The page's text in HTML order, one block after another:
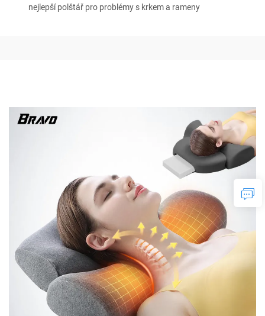
nejlepší polštář pro problémy s krkem a rameny